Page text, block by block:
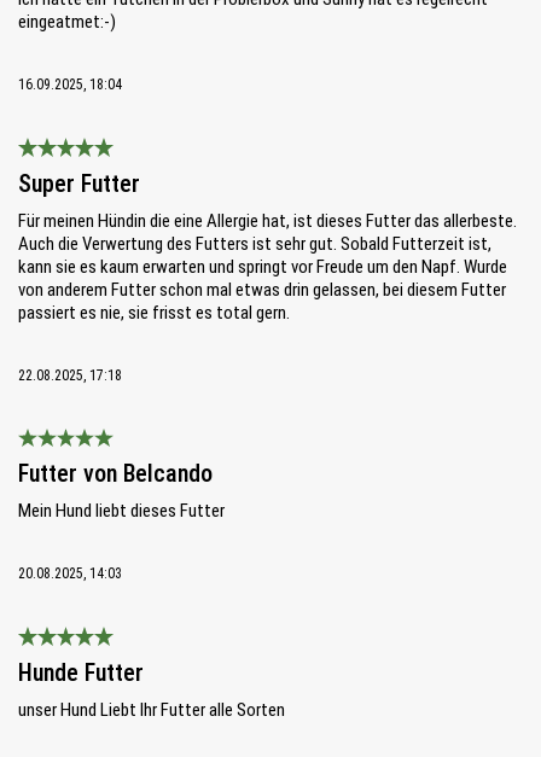
eingeatmet:-)
16.09.2025, 18:04
Super Futter
Für meinen Hündin die eine Allergie hat, ist dieses Futter das allerbeste.
Auch die Verwertung des Futters ist sehr gut. Sobald Futterzeit ist,
kann sie es kaum erwarten und springt vor Freude um den Napf. Wurde
von anderem Futter schon mal etwas drin gelassen, bei diesem Futter
passiert es nie, sie frisst es total gern.
22.08.2025, 17:18
Bewertung mit 5 von 5 Sternen
Futter von Belcando
Mein Hund liebt dieses Futter
20.08.2025, 14:03
Bewertung mit 5 von 5 Sternen
Hunde Futter
unser Hund Liebt Ihr Futter alle Sorten